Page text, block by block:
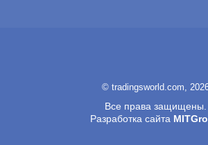
© tradingsworld.com,
Все права защищены.
Разработка сайта